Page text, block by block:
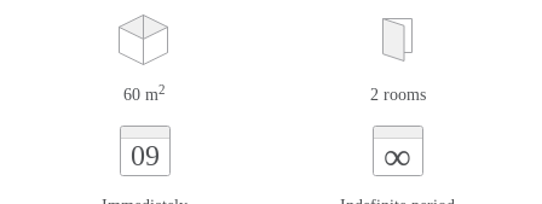
60 m2 2 rooms
09 ∞